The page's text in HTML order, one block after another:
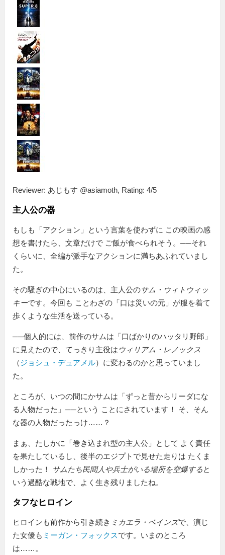
Reviewer: あじもす @asiamoth, Rating: 4/5
主人公の器
もしも「アクション」という言葉を使わずに この映画の感
想を書けたら、文章だけで ご飯が食べられそう。──それ
くらいに、全編が派手なアクションに満ちあふれていまし
た。
その騒ぎの中心にいるのは、主人公のサム・ウィトウィッ
キーです。今回も ことわざの「口は災いの元」が服を着て
歩くような生活を送っている。
──個人的には、前作のサムは「口ばかりのハッタリ野郎」
に見えたので、てっきり主役は ウィリアム・レノックス
（ジョシュ・デュアメル）に変わるのかと思っていまし
た。
ところが、いつの間にかサムは「ずっと昔からリーダにな
る人物だった」──という ことにされています！ そ、そん
な器の人物だったっけ……？
まぁ、たしかに「巻き込まれ型の主人公」として よく責任
を果たしているし、後半のエジプトで見せた走りは たくま
しかった！
サムたち民間人や兵士がいる場所を空爆すると
いう過酷な戦地で、よく生き残りましたね。
タフなヒロイン
ヒロインも前作から引き続き ミカエラ・ベインズで、演じ
た女優も ミーガン・フォックスです。いまのところ
は……。